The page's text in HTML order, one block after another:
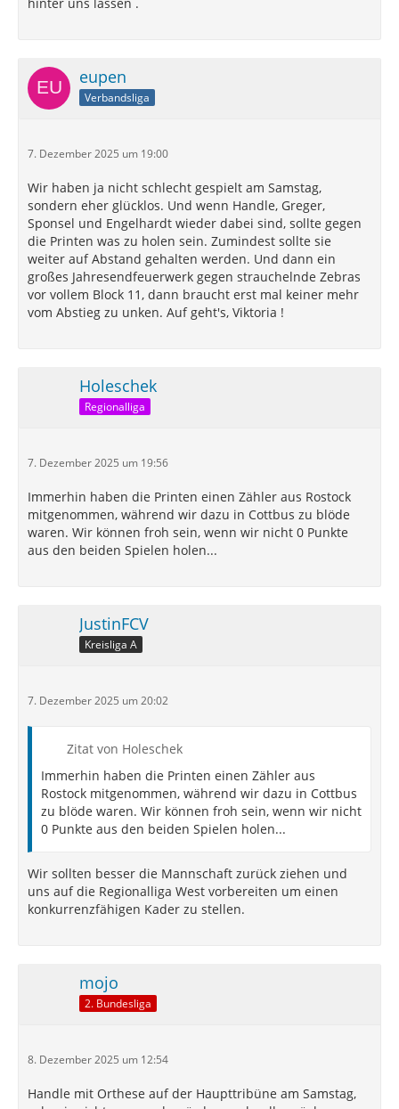
eupen
Verbandsliga
7. Dezember 2025 um 19:00
Wir haben ja nicht schlecht gespielt am Samstag,
sondern eher glücklos. Und wenn Handle, Greger,
Sponsel und Engelhardt wieder dabei sind, sollte gegen
die Printen was zu holen sein. Zumindest sollte sie
weiter auf Abstand gehalten werden. Und dann ein
großes Jahresendfeuerwerk gegen strauchelnde Zebras
vor vollem Block 11, dann braucht erst mal keiner mehr
vom Abstieg zu unken. Auf geht's, Viktoria !
Holeschek
Regionalliga
7. Dezember 2025 um 19:56
Immerhin haben die Printen einen Zähler aus Rostock
mitgenommen, während wir dazu in Cottbus zu blöde
waren. Wir können froh sein, wenn wir nicht 0 Punkte
aus den beiden Spielen holen...
JustinFCV
Kreisliga A
7. Dezember 2025 um 20:02
Zitat von Holeschek
Immerhin haben die Printen einen Zähler aus
Rostock mitgenommen, während wir dazu in Cottbus
zu blöde waren. Wir können froh sein, wenn wir nicht
0 Punkte aus den beiden Spielen holen...
Wir sollten besser die Mannschaft zurück ziehen und
uns auf die Regionalliga West vorbereiten um einen
konkurrenzfähigen Kader zu stellen.
mojo
2. Bundesliga
8. Dezember 2025 um 12:54
Handle mit Orthese auf der Haupttribüne am Samstag,